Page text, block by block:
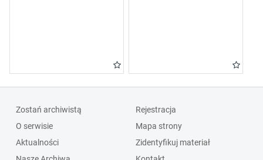
Zostań archiwistą
O serwisie
Aktualności
Rejestracja
Mapa strony
Zidentyfikuj materiał